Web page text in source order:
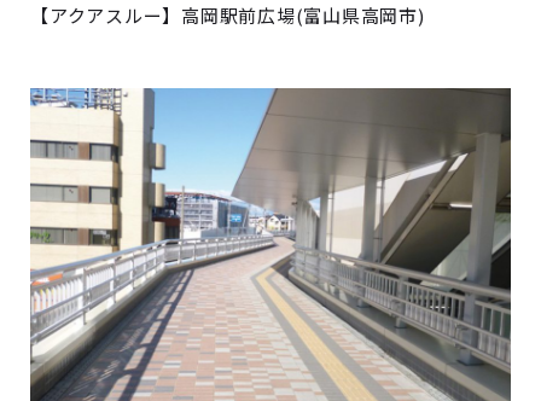
【アクアスルー】高岡駅前広場(富山県高岡市)